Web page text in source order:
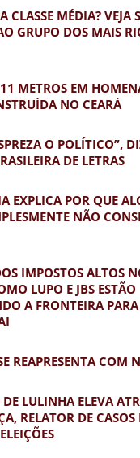
CLASSE MÉDIA? VEJA
GRUPO DOS MAIS
METROS EM
NO CEARÁ
O POLÍTICO”,
DE LETRAS
EXPLICA POR QUE
NÃO
IMPOSTOS ALTOS
LUPO E JBS ESTÃO
A FRONTEIRA
REAPRESENTA COM
LULINHA ELEVA
RELATOR DE